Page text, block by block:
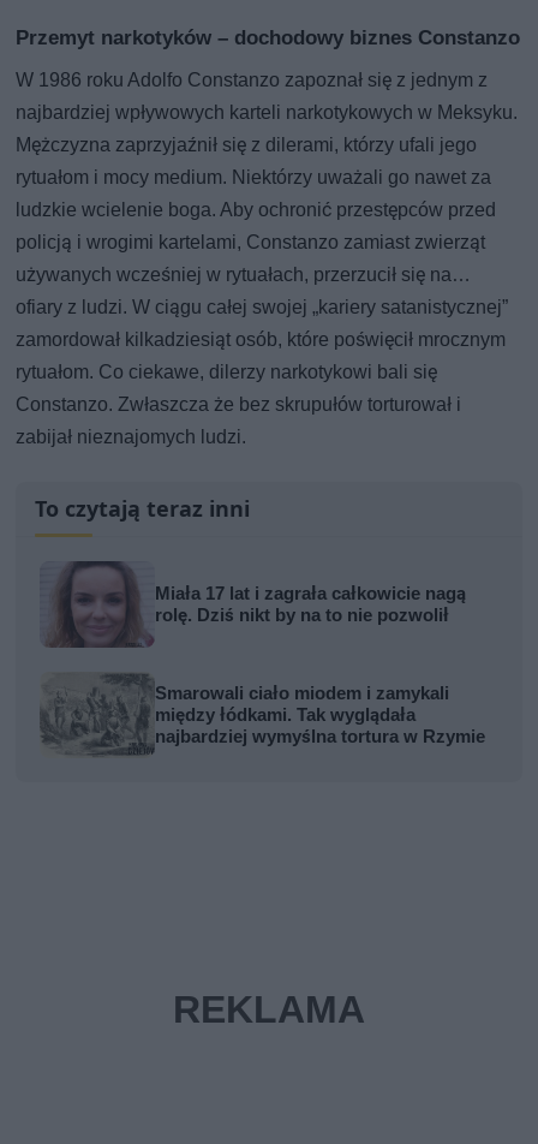
Przemyt narkotyków – dochodowy biznes Constanzo
W 1986 roku Adolfo Constanzo zapoznał się z jednym z
najbardziej wpływowych karteli narkotykowych w Meksyku.
Mężczyzna zaprzyjaźnił się z dilerami, którzy ufali jego
rytuałom i mocy medium. Niektórzy uważali go nawet za
ludzkie wcielenie boga. Aby ochronić przestępców przed
policją i wrogimi kartelami, Constanzo zamiast zwierząt
używanych wcześniej w rytuałach, przerzucił się na…
ofiary z ludzi. W ciągu całej swojej „kariery satanistycznej”
zamordował kilkadziesiąt osób, które poświęcił mrocznym
rytuałom. Co ciekawe, dilerzy narkotykowi bali się
Constanzo. Zwłaszcza że bez skrupułów torturował i
zabijał nieznajomych ludzi.
To czytają teraz inni
Miała 17 lat i zagrała całkowicie nagą
rolę. Dziś nikt by na to nie pozwolił
Smarowali ciało miodem i zamykali
między łódkami. Tak wyglądała
najbardziej wymyślna tortura w Rzymie